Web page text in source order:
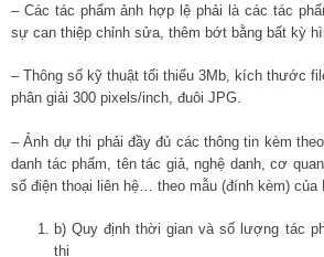
– Các tác phẩm ảnh hợp lệ phải là các tác
sự can thiệp chỉnh sửa, thêm bớt bằng bất kỳ
– Thông số kỹ thuật tối thiểu 3Mb, kích thước
phân giải 300 pixels/inch, đuôi JPG.
– Ảnh dự thi phải đầy đủ các thông tin kèm
danh tác phẩm, tên tác giả, nghệ danh, cơ
số điện thoại liên hệ… theo mẫu (đính kèm) của
b) Quy định thời gian và số lượng tác
thi